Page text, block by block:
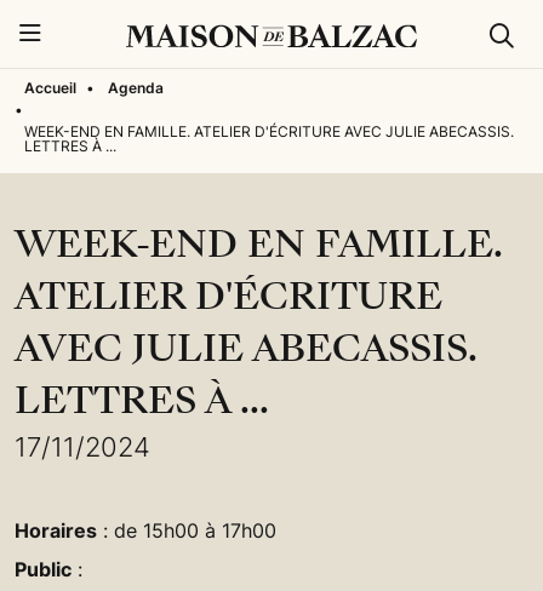
Accueil •
Agenda
•
WEEK-END EN FAMILLE. ATELIER D'ÉCRITURE AVEC JULIE ABECASSIS.
LETTRES À ...
WEEK-END EN FAMILLE.
ATELIER D'ÉCRITURE
AVEC JULIE ABECASSIS.
LETTRES À ...
17/11/2024
Horaires : de 15h00 à 17h00
Public :